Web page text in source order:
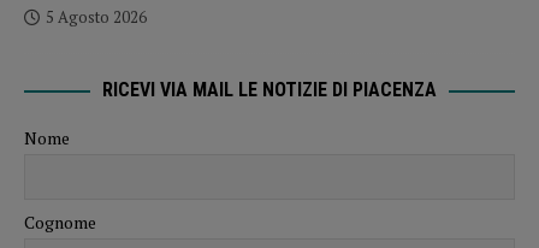
5 Agosto 2026
RICEVI VIA MAIL LE NOTIZIE DI PIACENZA
Nome
Cognome